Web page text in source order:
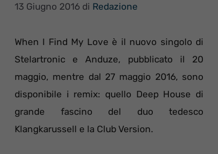
13 Giugno 2016 di Redazione
When I Find My Love è il nuovo singolo di
Stelartronic e Anduze, pubblicato il 20
maggio, mentre dal 27 maggio 2016, sono
disponibile i remix: quello Deep House di
grande fascino del duo tedesco
Klangkarussell e la Club Version.